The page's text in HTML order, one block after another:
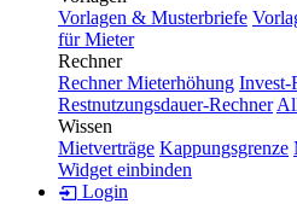
Vorlagen & Musterbriefe
für Mieter
Rechner
Rechner Mieterhöhung Invest-
Restnutzungsdauer-Rechner
Wissen
Mietverträge Kappungsgrenze
Widget einbinden
Login